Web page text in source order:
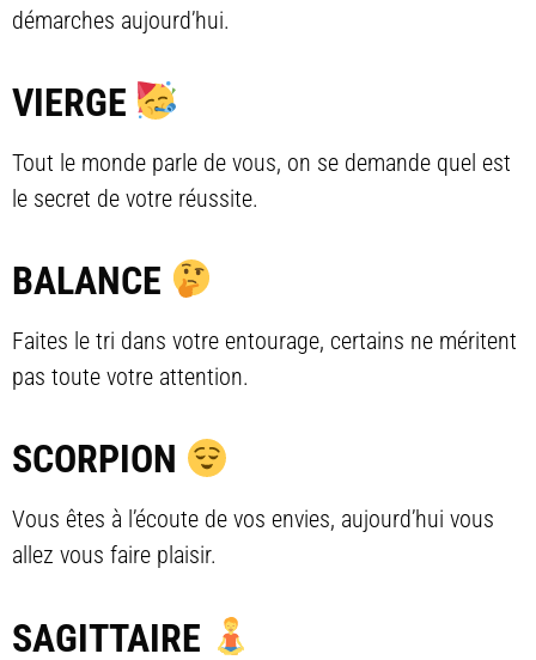
démarches aujourd’hui.
VIERGE
Tout le monde parle de vous, on se demande quel est
le secret de votre réussite.
BALANCE
Faites le tri dans votre entourage, certains ne méritent
pas toute votre attention.
SCORPION
Vous êtes à l’écoute de vos envies, aujourd’hui vous
allez vous faire plaisir.
SAGITTAIRE